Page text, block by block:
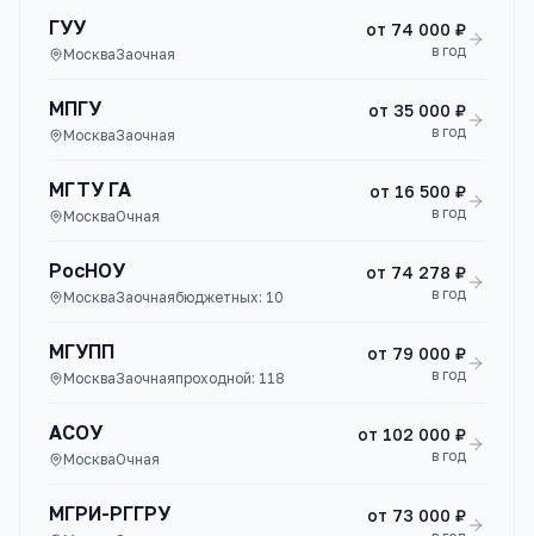
ГУУ
МоскваЗаочная
от 74 000 ₽
в год
МПГУ
МоскваЗаочная
от 35 000 ₽
в год
МГТУ ГА
МоскваОчная
от 16 500 ₽
в год
РосНОУ
МоскваЗаочнаябюджетных: 10
от 74 278 ₽
в год
МГУПП
МоскваЗаочнаяпроходной: 118
от 79 000 ₽
в год
АСОУ
МоскваОчная
от 102 000 ₽
в год
МГРИ-РГГРУ от 73 000 ₽